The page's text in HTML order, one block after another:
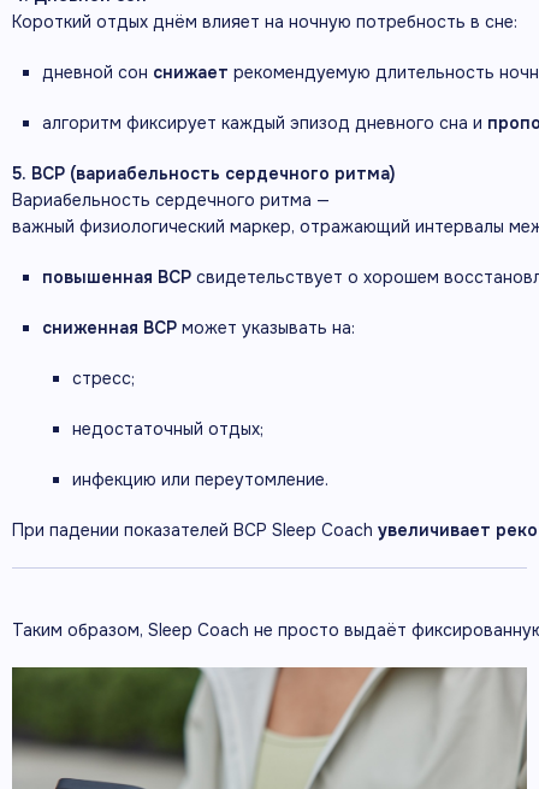
Короткий отдых днём влияет на ночную потребность в сне:
дневной сон снижает рекомендуемую длительность
алгоритм фиксирует каждый эпизод дневного сна и
5. ВСР (вариабельность сердечного ритма)
Вариабельность сердечного ритма —
важный физиологический маркер, отражающий интервалы
повышенная ВСР свидетельствует о хорошем
сниженная ВСР может указывать на:
стресс;
недостаточный отдых;
инфекцию или переутомление.
При падении показателей ВСР Sleep Coach увеличивает
Таким образом, Sleep Coach не просто выдаёт